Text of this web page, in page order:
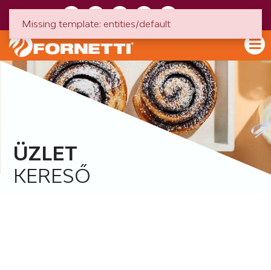
ÜZLET
KERESŐ
Missing template: entities/default